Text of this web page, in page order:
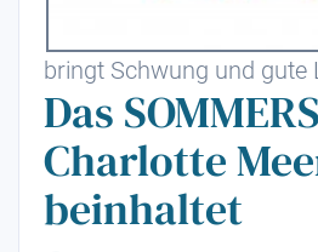
bringt Schwung und gute
Das
Charlotte
beinhaltet